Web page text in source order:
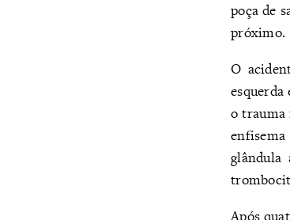
poça de
próximo.
O
o trauma
glândula
Após